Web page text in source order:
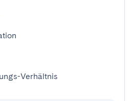
Verhältnis